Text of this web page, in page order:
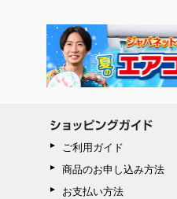
ご利用ガイド
商品のお申し込み方法
お支払い方法